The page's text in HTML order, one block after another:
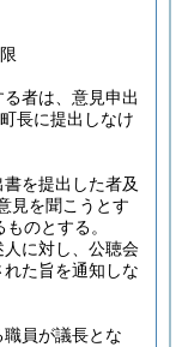
者は、意見申出
長に提出しなけ
を提出した者及
見を聞こうとす
のとする。
に対し、公聴会
た旨を通知しな
員が議長とな